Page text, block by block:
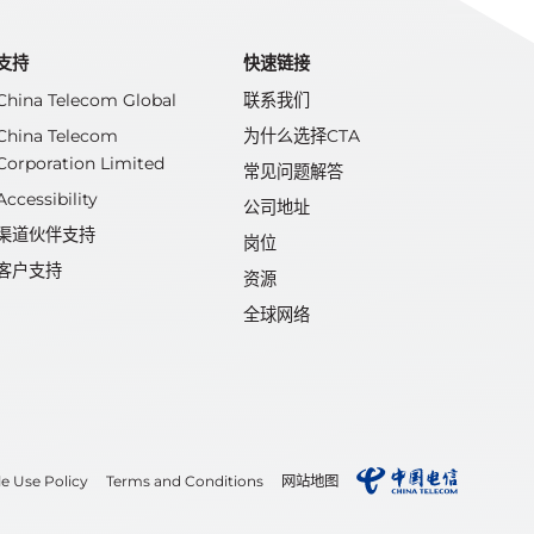
持
Telecom Global
Telecom
Limited
道伙伴支持
户支持
快速链接
联系我们
为什么选择CTA
常见问题解答
公司地址
岗位
资源
全球网络
Use Policy Terms and Conditions 网站地图